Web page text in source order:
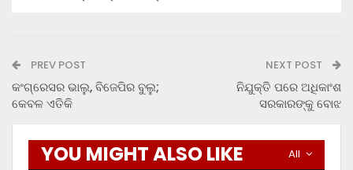
PREV POST
କଂଗ୍ରେସର ଭାଲୁ, ବିଜେପିର ବୁଲୁ;
କେବଳ ଏତିକି
NEXT POST
ନିଯୁକ୍ତି ପରେ ଅଧିକାଂଶ
ସରକାରଙ୍କୁ ବୋଝ
All
YOU MIGHT ALSO LIKE